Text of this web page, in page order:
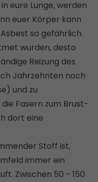
eure Lunge, werden
euer Körper kann
so gefährlich.
wurden, desto
Reizung des
Jahrzehnten noch
und zu
Fasern zum Brust-
dort eine
Stoff ist,
immer ein
Zwischen 50 - 150